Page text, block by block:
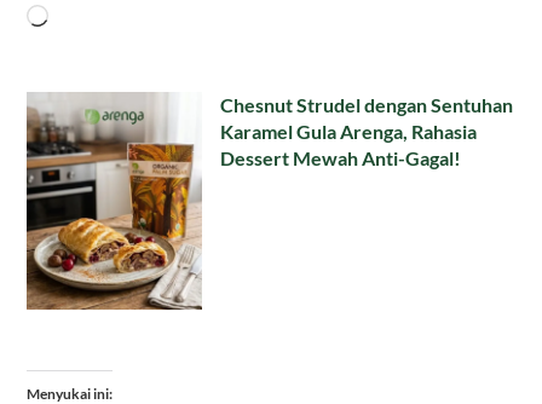
Memuat...
Chesnut Strudel dengan Sentuhan
Karamel Gula Arenga, Rahasia
Dessert Mewah Anti-Gagal!
Menyukai ini: